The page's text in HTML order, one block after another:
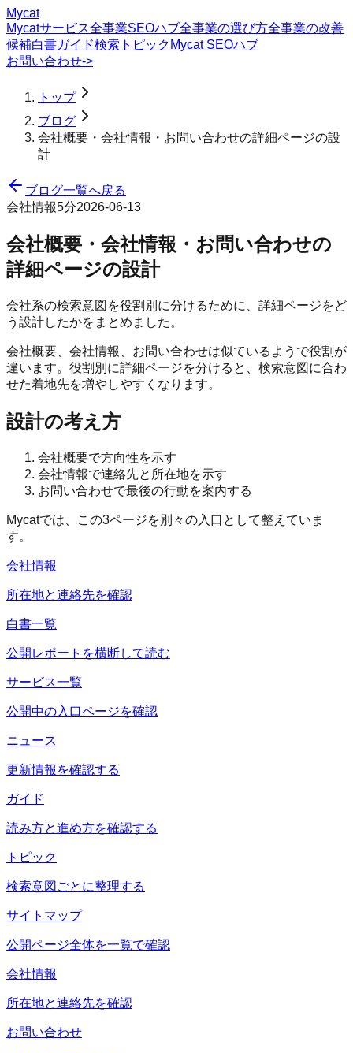
Mycat
Mycatサービス全事業SEOハブ全事業の選び方全事業の改善
候補白書ガイド検索トピック Mycat SEOハブ
お問い合わせ->
トップ
ブログ
会社概要・会社情報・お問い合わせの詳細ページの設
計
ブログ一覧へ戻る
会社情報5分2026-06-13
会社概要・会社情報・お問い合わせの
詳細ページの設計
会社系の検索意図を役割別に分けるために、詳細ページをど
う設計したかをまとめました。
会社概要、会社情報、お問い合わせは似ているようで役割が
違います。役割別に詳細ページを分けると、検索意図に合わ
せた着地先を増やしやすくなります。
設計の考え方
会社概要で方向性を示す
会社情報で連絡先と所在地を示す
お問い合わせで最後の行動を案内する
Mycatでは、この3ページを別々の入口として整えていま
す。
会社情報
所在地と連絡先を確認
白書一覧
公開レポートを横断して読む
サービス一覧
公開中の入口ページを確認
ニュース
更新情報を確認する
ガイド
読み方と進め方を確認する
トピック
検索意図ごとに整理する
サイトマップ
公開ページ全体を一覧で確認
会社情報
所在地と連絡先を確認
お問い合わせ